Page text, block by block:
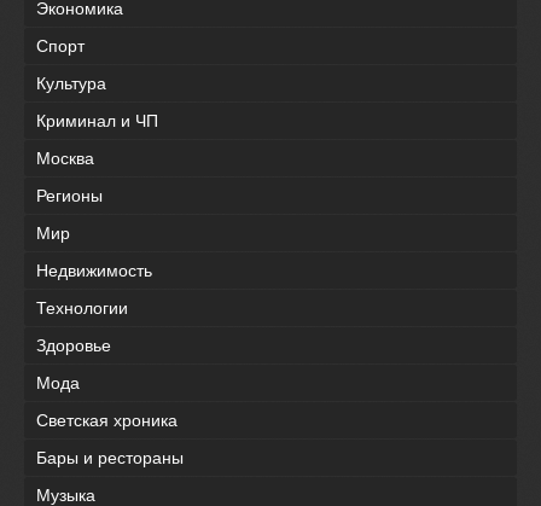
Экономика
Спорт
Культура
Криминал и ЧП
Москва
Регионы
Мир
Недвижимость
Технологии
Здоровье
Мода
Светская хроника
Бары и рестораны
Музыка